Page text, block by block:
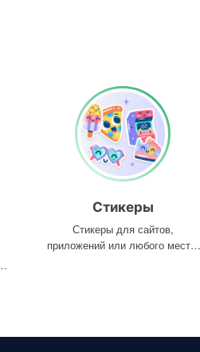
Стикеры
Стикеры для сайтов,
приложений или любого места,